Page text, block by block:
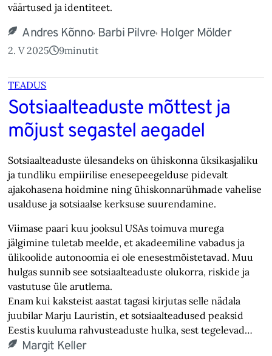
väärtused ja identiteet.
Andres Kõnno, Barbi Pilvre, Holger Mölder
2. V 2025 9minutit
TEADUS
Sotsiaalteaduste mõttest ja
mõjust segastel aegadel
Sotsiaalteaduste ülesandeks on ühiskonna üksikasjaliku
ja tundliku empiirilise enesepeegelduse pidevalt
ajakohasena hoidmine ning ühiskonnarühmade vahelise
usalduse ja sotsiaalse kerksuse suurendamine.
Viimase paari kuu jooksul USAs toimuva murega
jälgimine tuletab meelde, et akadeemiline vabadus ja
ülikoolide autonoomia ei ole enesestmõistetavad. Muu
hulgas sunnib see sotsiaalteaduste olukorra, riskide ja
vastutuse üle arutlema.
Enam kui kaksteist aastat tagasi kirjutas selle nädala
juubilar Marju Lauristin, et sotsiaalteadused peaksid
Eestis kuuluma rahvusteaduste hulka, sest tegelevad…
Margit Keller